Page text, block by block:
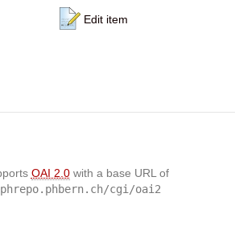
Edit item
OAI 2.0with a base URL of
cgi/oai2